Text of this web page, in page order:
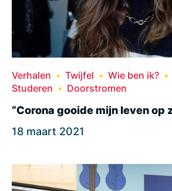
Verhalen Twijfel Wie ben ik?
Studeren
Doorstromen
“Corona gooide mijn leven op
18 maart 2021